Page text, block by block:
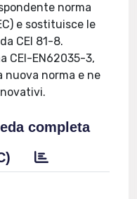
norma
e sostituisce le
CEI 81-8.
CEI-EN62035-3,
norma e ne
completa